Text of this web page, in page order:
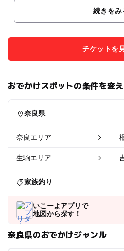
続きをみ
チケットを
おでかけスポットの条件を変
奈良県
奈良エリア
生駒エリア
家族釣り
いこーよアプリで
地図から探す！
奈良県のおでかけジャンル